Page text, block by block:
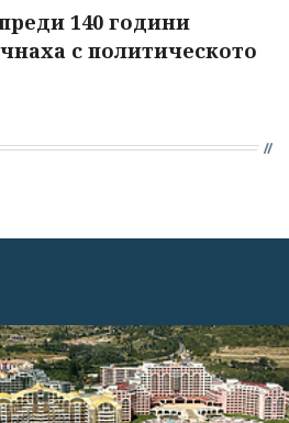
140 години
с политическото